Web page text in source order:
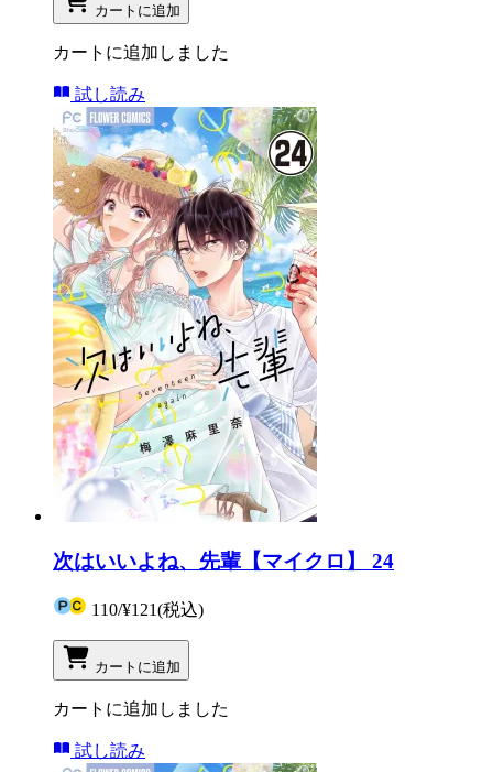
カートに追加
カートに追加しました
試し読み
次はいいよね、先輩【マイクロ】 24
110/¥121(税込)
カートに追加
カートに追加しました
試し読み